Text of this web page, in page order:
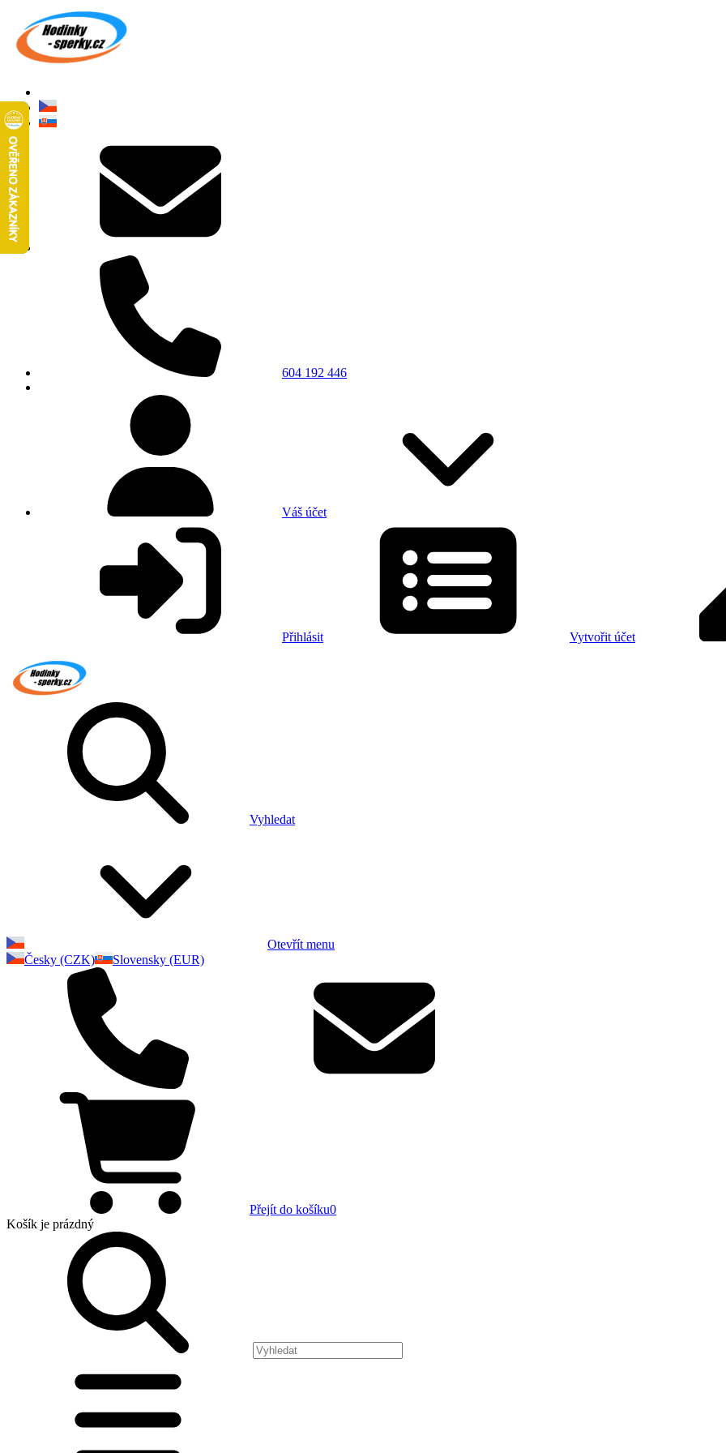
604 192 446
Váš účet
Přihlásit Vytvořit účet
Vyhledat
Otevřít menu
Česky (CZK)
Slovensky (EUR)
Přejít do košíku0
Košík je prázdný